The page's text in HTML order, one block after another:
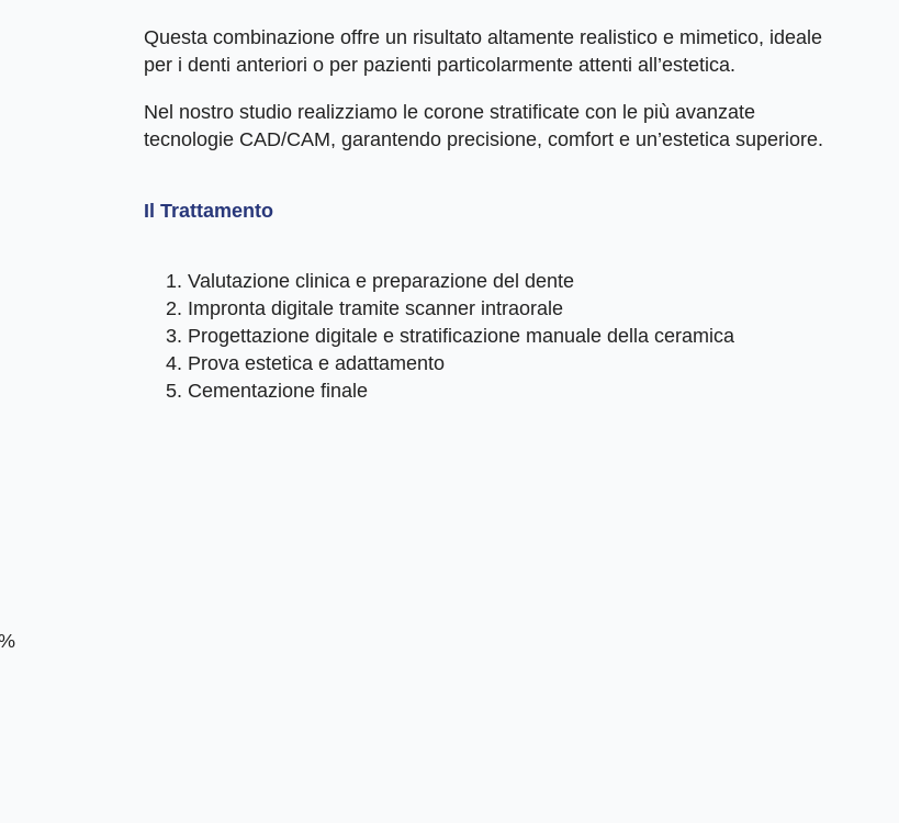
Questa combinazione offre un risultato altamente realistico e mimetico, ideale
per i denti anteriori o per pazienti particolarmente attenti all’estetica.
Nel nostro studio realizziamo le corone stratificate con le più avanzate
tecnologie CAD/CAM, garantendo precisione, comfort e un’estetica superiore.
Il Trattamento
Valutazione clinica e preparazione del dente
Impronta digitale tramite scanner intraorale
Progettazione digitale e stratificazione manuale della ceramica
Prova estetica e adattamento
Cementazione finale